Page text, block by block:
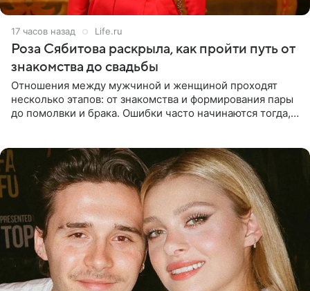
17 часов назад Life.ru
Роза Сябитова раскрыла, как пройти путь от
знакомства до свадьбы
Отношения между мужчиной и женщиной проходят
несколько этапов: от знакомства и формирования пары
до помолвки и брака. Ошибки часто начинаются тогда,